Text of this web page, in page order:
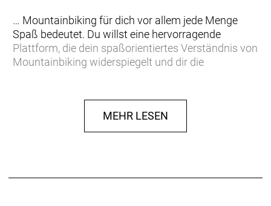
… Mountainbiking für dich vor allem jede Menge
Spaß bedeutet. Du willst eine hervorragende
Plattform, die dein spaßorientiertes Verständnis von
Mountainbiking widerspiegelt und dir die
Ein trailtaugliches Rahmenset aus Alpha Platinum
Aluminium mit superkurzen Kettenstreben, die sich
MEHR LESEN